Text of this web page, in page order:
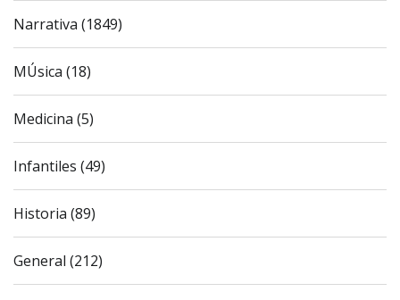
Narrativa (1849)
MÚsica (18)
Medicina (5)
Infantiles (49)
Historia (89)
General (212)